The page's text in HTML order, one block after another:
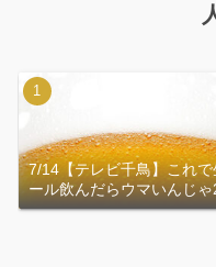
7/14【テレビ千鳥】これで
ール飲んだらウマいんじ
｜おおよその作り方